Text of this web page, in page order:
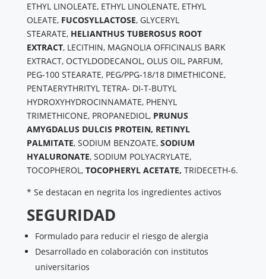
ETHYL LINOLEATE, ETHYL LINOLENATE, ETHYL
OLEATE, FUCOSYLLACTOSE, GLYCERYL
STEARATE, HELIANTHUS TUBEROSUS ROOT
EXTRACT, LECITHIN, MAGNOLIA OFFICINALIS BARK
EXTRACT, OCTYLDODECANOL, OLUS OIL, PARFUM,
PEG-100 STEARATE, PEG/PPG-18/18 DIMETHICONE,
PENTAERYTHRITYL TETRA- DI-T-BUTYL
HYDROXYHYDROCINNAMATE, PHENYL
TRIMETHICONE, PROPANEDIOL, PRUNUS
AMYGDALUS DULCIS PROTEIN, RETINYL
PALMITATE, SODIUM BENZOATE, SODIUM
HYALURONATE, SODIUM POLYACRYLATE,
TOCOPHEROL, TOCOPHERYL ACETATE, TRIDECETH-6.
* Se destacan en negrita los ingredientes activos
SEGURIDAD
Formulado para reducir el riesgo de alergia
Desarrollado en colaboración con institutos
universitarios